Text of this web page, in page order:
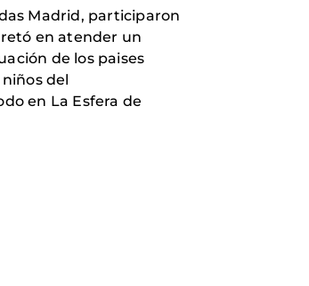
Madrid, participaron
en atender un
de los paises
del
en La Esfera de